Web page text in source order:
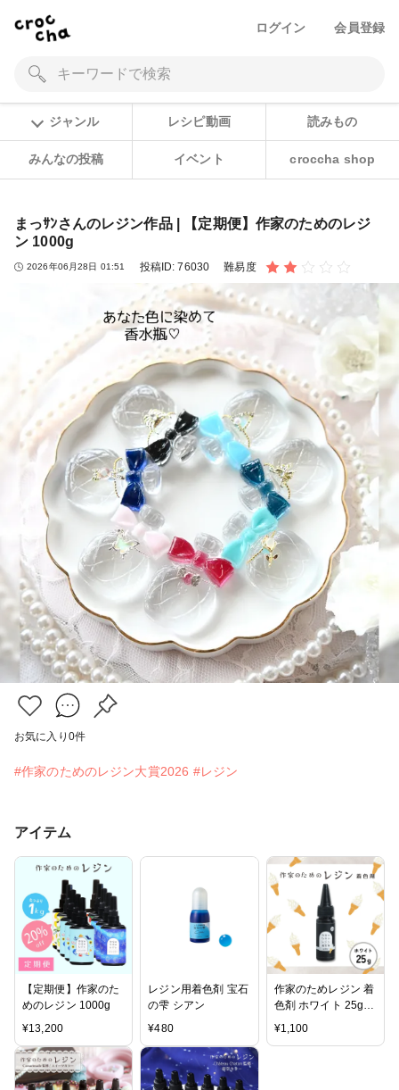
ログイン 会員登録
ジャンル レシピ動画 読みもの
みんなの投稿 イベント croccha shop
まっｻﾝさんのレジン作品 | 【定期便】作家のためのレジ
ン 1000g
2026年06月28日 01:51 投稿ID:76030 難易度
お気に入り 0件
#作家のためのレジン大賞2026 #レジン
アイテム
【定期便】作家のた
めのレジン 1000g
¥13,200
レジン用着色剤 宝石
の雫 シアン
¥480
作家のためレジン 着
色剤 ホワイト 25g
大容量
¥1,100